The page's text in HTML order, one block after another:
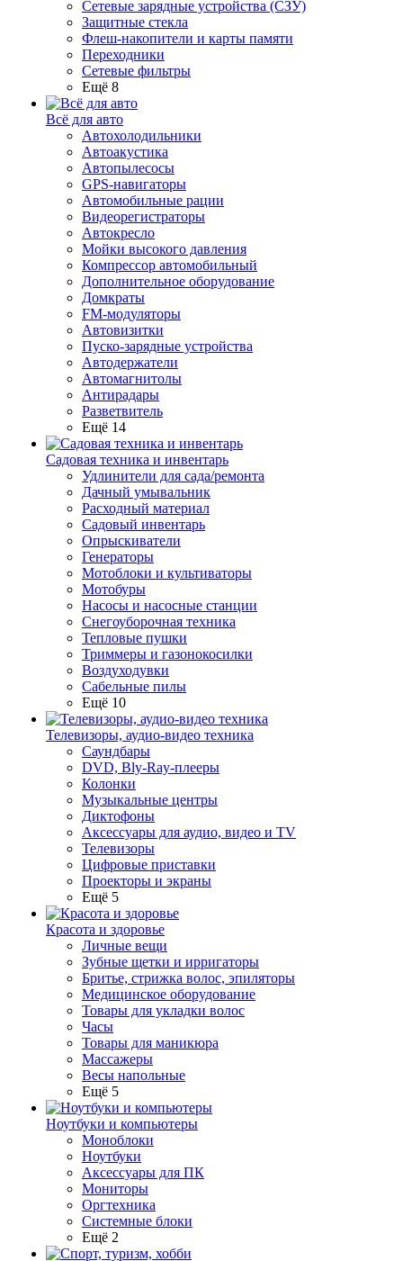
Сетевые зарядные устройства (СЗУ)
Защитные стекла
Флеш-накопители и карты памяти
Переходники
Сетевые фильтры
Ещё 8
Всё для авто
Автохолодильники
Автоакустика
Автопылесосы
GPS-навигаторы
Автомобильные рации
Видеорегистраторы
Автокресло
Мойки высокого давления
Компрессор автомобильный
Дополнительное оборудование
Домкраты
FM-модуляторы
Автовизитки
Пуско-зарядные устройства
Автодержатели
Автомагнитолы
Антирадары
Разветвитель
Ещё 14
Садовая техника и инвентарь
Удлинители для сада/ремонта
Дачный умывальник
Расходный материал
Садовый инвентарь
Опрыскиватели
Генераторы
Мотоблоки и культиваторы
Мотобуры
Насосы и насосные станции
Снегоуборочная техника
Тепловые пушки
Триммеры и газонокосилки
Воздуходувки
Сабельные пилы
Ещё 10
Телевизоры, аудио-видео техника
Саундбары
DVD, Bly-Ray-плееры
Колонки
Музыкальные центры
Диктофоны
Аксессуары для аудио, видео и TV
Телевизоры
Цифровые приставки
Проекторы и экраны
Ещё 5
Красота и здоровье
Личные вещи
Зубные щетки и ирригаторы
Бритье, стрижка волос, эпиляторы
Медицинское оборудование
Товары для укладки волос
Часы
Товары для маникюра
Массажеры
Весы напольные
Ещё 5
Ноутбуки и компьютеры
Моноблоки
Ноутбуки
Аксессуары для ПК
Мониторы
Оргтехника
Системные блоки
Ещё 2